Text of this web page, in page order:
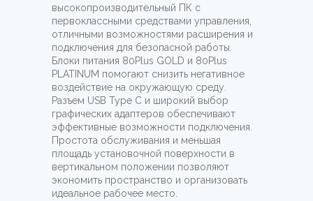
высокопроизводительный ПК с
первоклассными средствами управления,
отличными возможностями расширения и
подключения для безопасной работы.
Блоки питания 80Plus GOLD и 80Plus
PLATINUM помогают снизить негативное
воздействие на окружающую среду.
Разъем USB Type C и широкий выбор
графических адаптеров обеспечивают
эффективные возможности подключения.
Простота обслуживания и меньшая
площадь установочной поверхности в
вертикальном положении позволяют
экономить пространство и организовать
идеальное рабочее место.